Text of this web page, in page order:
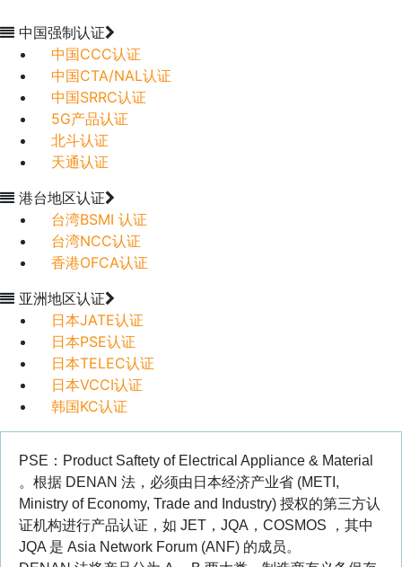
中国强制认证
中国CCC认证
中国CTA/NAL认证
中国SRRC认证
5G产品认证
北斗认证
天通认证
港台地区认证
台湾BSMI 认证
台湾NCC认证
香港OFCA认证
亚洲地区认证
日本JATE认证
日本PSE认证
日本TELEC认证
日本VCCI认证
韩国KC认证
PSE：Product Saftety of Electrical Appliance & Material
。根据 DENAN 法，必须由日本经济产业省 (METI,
Ministry of Economy, Trade and Industry) 授权的第三方认
证机构进行产品认证，如 JET，JQA，COSMOS ，其中
JQA 是 Asia Network Forum (ANF) 的成员。